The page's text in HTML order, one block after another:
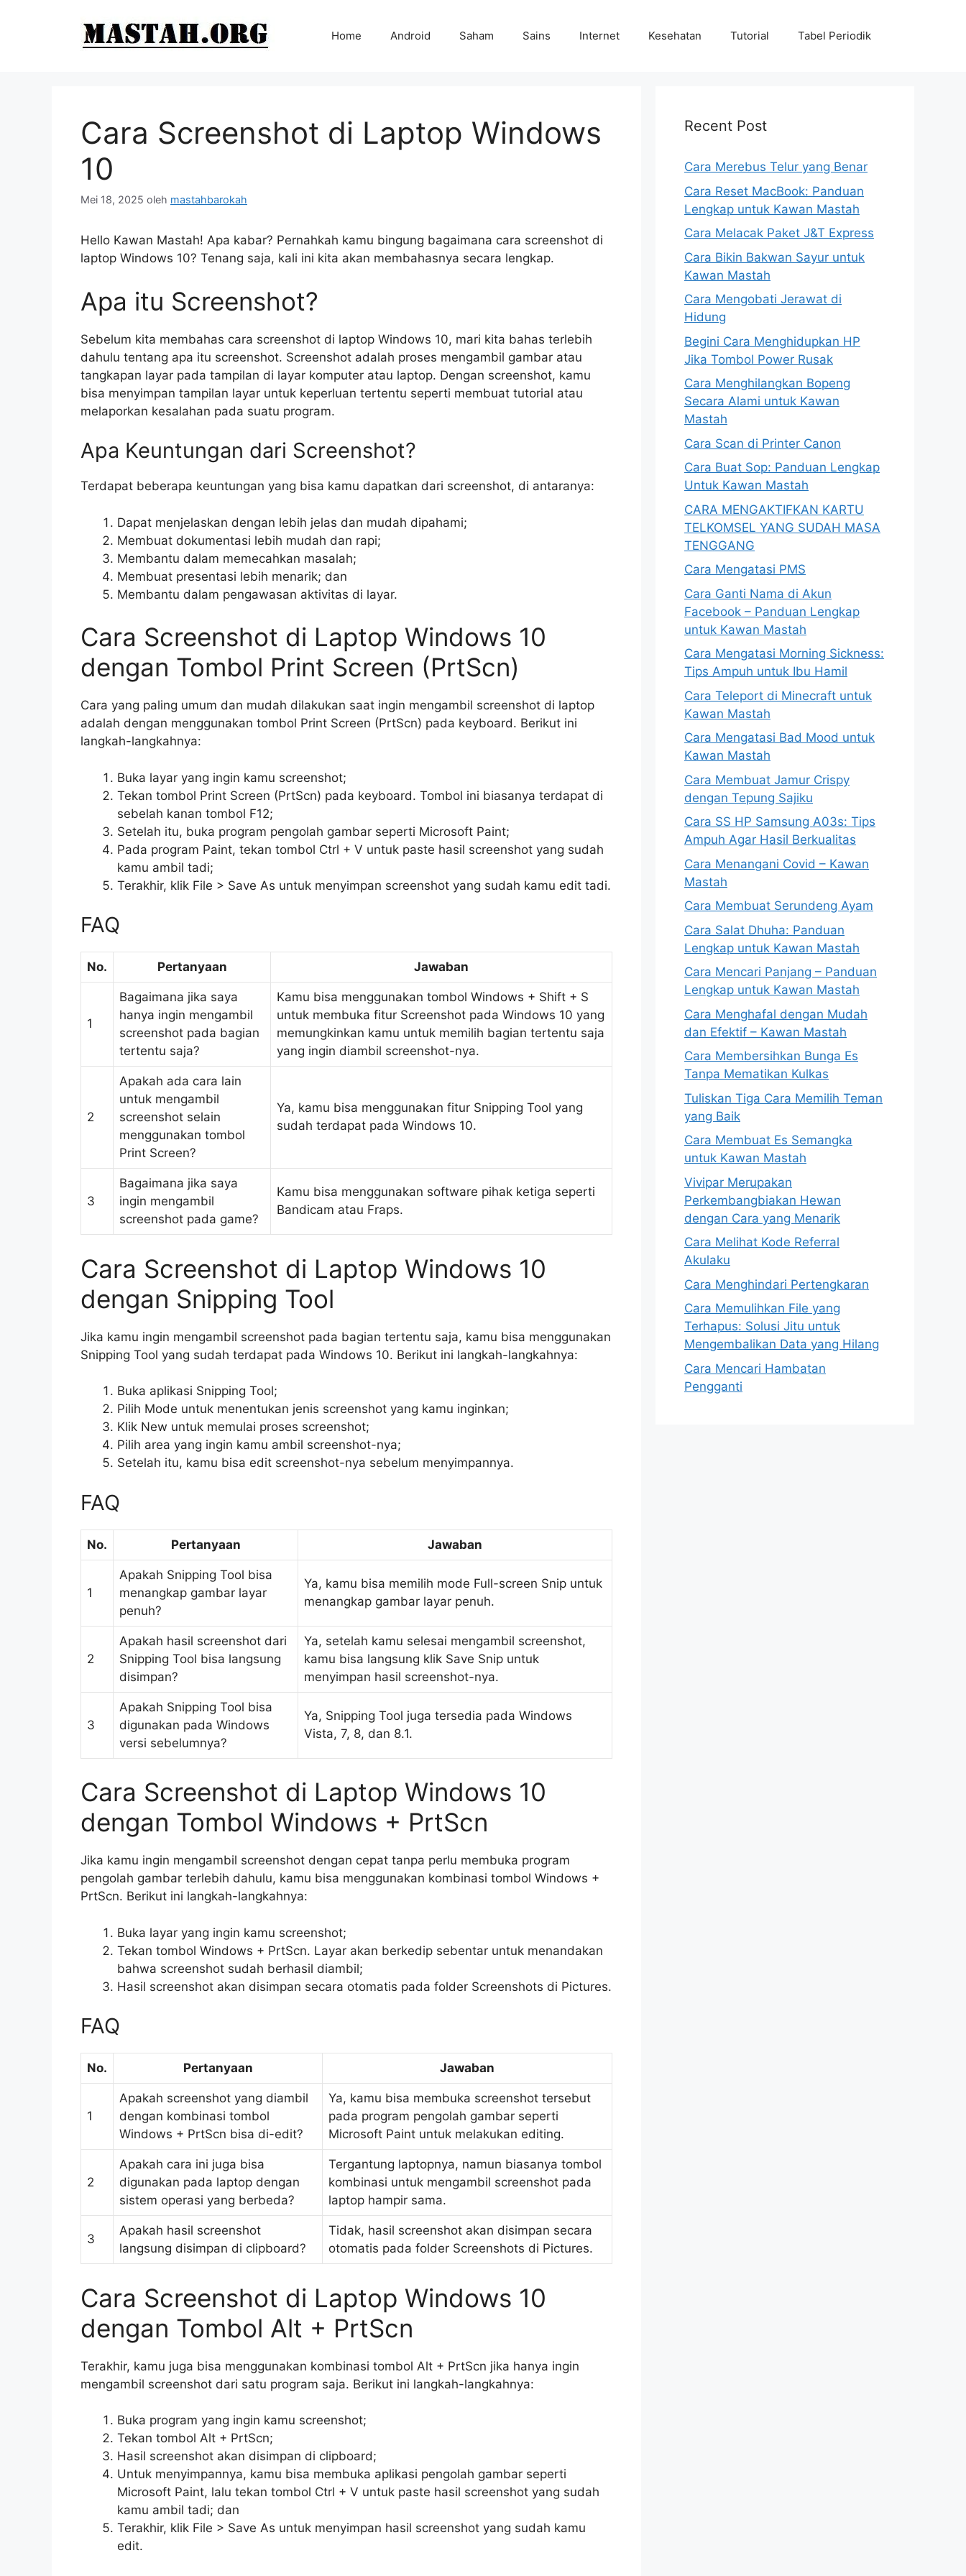
Home Android Saham Sains Internet Kesehatan Tutorial Tabel Periodik
Cara Screenshot di Laptop Windows
10
Mei 18, 2025 oleh mastahbarokah
Hello Kawan Mastah! Apa kabar? Pernahkah kamu bingung bagaimana cara screenshot di
laptop Windows 10? Tenang saja, kali ini kita akan membahasnya secara lengkap.
Apa itu Screenshot?
Sebelum kita membahas cara screenshot di laptop Windows 10, mari kita bahas terlebih
dahulu tentang apa itu screenshot. Screenshot adalah proses mengambil gambar atau
tangkapan layar pada tampilan di layar komputer atau laptop. Dengan screenshot, kamu
bisa menyimpan tampilan layar untuk keperluan tertentu seperti membuat tutorial atau
melaporkan kesalahan pada suatu program.
Apa Keuntungan dari Screenshot?
Terdapat beberapa keuntungan yang bisa kamu dapatkan dari screenshot, di antaranya:
Dapat menjelaskan dengan lebih jelas dan mudah dipahami;
Membuat dokumentasi lebih mudah dan rapi;
Membantu dalam memecahkan masalah;
Membuat presentasi lebih menarik; dan
Membantu dalam pengawasan aktivitas di layar.
Cara Screenshot di Laptop Windows 10
dengan Tombol Print Screen (PrtScn)
Cara yang paling umum dan mudah dilakukan saat ingin mengambil screenshot di laptop
adalah dengan menggunakan tombol Print Screen (PrtScn) pada keyboard. Berikut ini
langkah-langkahnya:
Buka layar yang ingin kamu screenshot;
Tekan tombol Print Screen (PrtScn) pada keyboard. Tombol ini biasanya terdapat di
sebelah kanan tombol F12;
Setelah itu, buka program pengolah gambar seperti Microsoft Paint;
Pada program Paint, tekan tombol Ctrl + V untuk paste hasil screenshot yang sudah
kamu ambil tadi;
Terakhir, klik File > Save As untuk menyimpan screenshot yang sudah kamu edit tadi.
FAQ
No. Pertanyaan Jawaban
1
Bagaimana jika saya
hanya ingin mengambil
screenshot pada bagian
tertentu saja?
Kamu bisa menggunakan tombol Windows + Shift + S
untuk membuka fitur Screenshot pada Windows 10 yang
memungkinkan kamu untuk memilih bagian tertentu saja
yang ingin diambil screenshot-nya.
2
Apakah ada cara lain
untuk mengambil
screenshot selain
menggunakan tombol
Print Screen?
Ya, kamu bisa menggunakan fitur Snipping Tool yang
sudah terdapat pada Windows 10.
3
Bagaimana jika saya
ingin mengambil
screenshot pada game?
Kamu bisa menggunakan software pihak ketiga seperti
Bandicam atau Fraps.
Cara Screenshot di Laptop Windows 10
dengan Snipping Tool
Jika kamu ingin mengambil screenshot pada bagian tertentu saja, kamu bisa menggunakan
Snipping Tool yang sudah terdapat pada Windows 10. Berikut ini langkah-langkahnya:
Buka aplikasi Snipping Tool;
Pilih Mode untuk menentukan jenis screenshot yang kamu inginkan;
Klik New untuk memulai proses screenshot;
Pilih area yang ingin kamu ambil screenshot-nya;
Setelah itu, kamu bisa edit screenshot-nya sebelum menyimpannya.
FAQ
No. Pertanyaan Jawaban
1
Apakah Snipping Tool bisa
menangkap gambar layar
penuh?
Ya, kamu bisa memilih mode Full-screen Snip untuk
menangkap gambar layar penuh.
2
Apakah hasil screenshot dari
Snipping Tool bisa langsung
disimpan?
Ya, setelah kamu selesai mengambil screenshot,
kamu bisa langsung klik Save Snip untuk
menyimpan hasil screenshot-nya.
3
Apakah Snipping Tool bisa
digunakan pada Windows
versi sebelumnya?
Ya, Snipping Tool juga tersedia pada Windows
Vista, 7, 8, dan 8.1.
Cara Screenshot di Laptop Windows 10
dengan Tombol Windows + PrtScn
Jika kamu ingin mengambil screenshot dengan cepat tanpa perlu membuka program
pengolah gambar terlebih dahulu, kamu bisa menggunakan kombinasi tombol Windows +
PrtScn. Berikut ini langkah-langkahnya:
Buka layar yang ingin kamu screenshot;
Tekan tombol Windows + PrtScn. Layar akan berkedip sebentar untuk menandakan
bahwa screenshot sudah berhasil diambil;
Hasil screenshot akan disimpan secara otomatis pada folder Screenshots di Pictures.
FAQ
No. Pertanyaan Jawaban
1
Apakah screenshot yang diambil
dengan kombinasi tombol
Windows + PrtScn bisa di-edit?
Ya, kamu bisa membuka screenshot tersebut
pada program pengolah gambar seperti
Microsoft Paint untuk melakukan editing.
2
Apakah cara ini juga bisa
digunakan pada laptop dengan
sistem operasi yang berbeda?
Tergantung laptopnya, namun biasanya tombol
kombinasi untuk mengambil screenshot pada
laptop hampir sama.
3
Apakah hasil screenshot
langsung disimpan di clipboard?
Tidak, hasil screenshot akan disimpan secara
otomatis pada folder Screenshots di Pictures.
Cara Screenshot di Laptop Windows 10
dengan Tombol Alt + PrtScn
Terakhir, kamu juga bisa menggunakan kombinasi tombol Alt + PrtScn jika hanya ingin
mengambil screenshot dari satu program saja. Berikut ini langkah-langkahnya:
Buka program yang ingin kamu screenshot;
Tekan tombol Alt + PrtScn;
Hasil screenshot akan disimpan di clipboard;
Untuk menyimpannya, kamu bisa membuka aplikasi pengolah gambar seperti
Microsoft Paint, lalu tekan tombol Ctrl + V untuk paste hasil screenshot yang sudah
kamu ambil tadi; dan
Terakhir, klik File > Save As untuk menyimpan hasil screenshot yang sudah kamu
edit.
Recent Post
Cara Merebus Telur yang Benar
Cara Reset MacBook: Panduan
Lengkap untuk Kawan Mastah
Cara Melacak Paket J&T Express
Cara Bikin Bakwan Sayur untuk
Kawan Mastah
Cara Mengobati Jerawat di
Hidung
Begini Cara Menghidupkan HP
Jika Tombol Power Rusak
Cara Menghilangkan Bopeng
Secara Alami untuk Kawan
Mastah
Cara Scan di Printer Canon
Cara Buat Sop: Panduan Lengkap
Untuk Kawan Mastah
CARA MENGAKTIFKAN KARTU
TELKOMSEL YANG SUDAH MASA
TENGGANG
Cara Mengatasi PMS
Cara Ganti Nama di Akun
Facebook – Panduan Lengkap
untuk Kawan Mastah
Cara Mengatasi Morning Sickness:
Tips Ampuh untuk Ibu Hamil
Cara Teleport di Minecraft untuk
Kawan Mastah
Cara Mengatasi Bad Mood untuk
Kawan Mastah
Cara Membuat Jamur Crispy
dengan Tepung Sajiku
Cara SS HP Samsung A03s: Tips
Ampuh Agar Hasil Berkualitas
Cara Menangani Covid – Kawan
Mastah
Cara Membuat Serundeng Ayam
Cara Salat Dhuha: Panduan
Lengkap untuk Kawan Mastah
Cara Mencari Panjang – Panduan
Lengkap untuk Kawan Mastah
Cara Menghafal dengan Mudah
dan Efektif – Kawan Mastah
Cara Membersihkan Bunga Es
Tanpa Mematikan Kulkas
Tuliskan Tiga Cara Memilih Teman
yang Baik
Cara Membuat Es Semangka
untuk Kawan Mastah
Vivipar Merupakan
Perkembangbiakan Hewan
dengan Cara yang Menarik
Cara Melihat Kode Referral
Akulaku
Cara Menghindari Pertengkaran
Cara Memulihkan File yang
Terhapus: Solusi Jitu untuk
Mengembalikan Data yang Hilang
Cara Mencari Hambatan
Pengganti